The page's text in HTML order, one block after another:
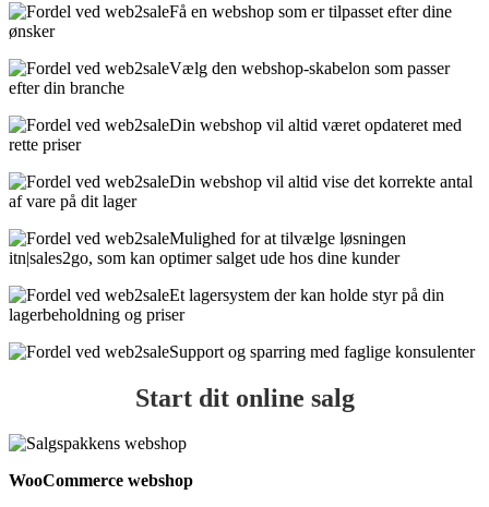
Få en webshop som er tilpasset efter dine
ønsker
Vælg den webshop-skabelon som passer
efter din branche
Din webshop vil altid været opdateret med
rette priser
Din webshop vil altid vise det korrekte antal
af vare på dit lager
Mulighed for at tilvælge løsningen
itn|sales2go, som kan optimer salget ude hos dine kunder
Et lagersystem der kan holde styr på din
lagerbeholdning og priser
Support og sparring med faglige konsulenter
Start dit online salg
WooCommerce webshop